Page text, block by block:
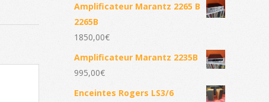
Amplificateur Marantz 2265 B
2265B
1850,00€
Amplificateur Marantz 2235B
995,00€
Enceintes Rogers LS3/6